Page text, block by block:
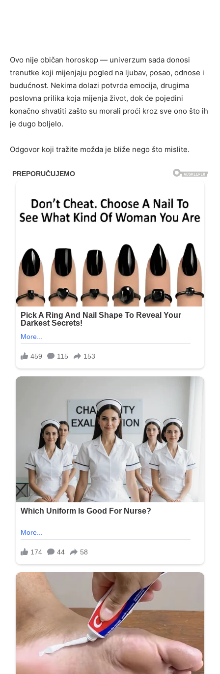
Ovo nije običan horoskop — univerzum sada donosi
trenutke koji mijenjaju pogled na ljubav, posao, odnose i
budućnost. Nekima dolazi potvrda emocija, drugima
poslovna prilika koja mijenja život, dok će pojedini
konačno shvatiti zašto su morali proći kroz sve ono što ih
je dugo boljelo.
Odgovor koji tražite možda je bliže nego što mislite.